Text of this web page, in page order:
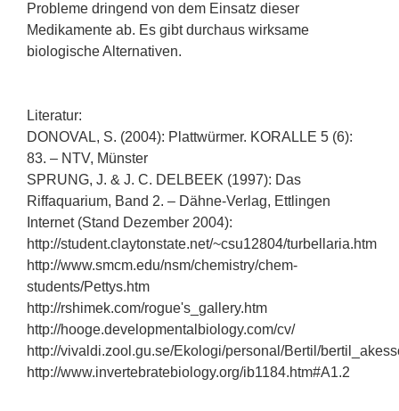
Probleme dringend von dem Einsatz dieser
Medikamente ab. Es gibt durchaus wirksame
biologische Alternativen.
Literatur:
DONOVAL, S. (2004): Plattwürmer. KORALLE 5 (6):
83. – NTV, Münster
SPRUNG, J. & J. C. DELBEEK (1997): Das
Riffaquarium, Band 2. – Dähne-Verlag, Ettlingen
Internet (Stand Dezember 2004):
http://student.claytonstate.net/~csu12804/turbellaria.htm
http://www.smcm.edu/nsm/chemistry/chem-
students/Pettys.htm
http://rshimek.com/rogue's_gallery.htm
http://hooge.developmentalbiology.com/cv/
http://vivaldi.zool.gu.se/Ekologi/personal/Bertil/
http://www.invertebratebiology.org/ib1184.htm#A1.2